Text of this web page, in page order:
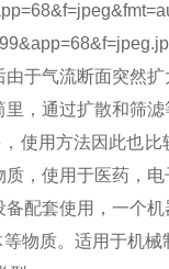
于气流断面突然
，通过扩散和筛
使用方法因此也
，使用于医药，
配套使用，一个
物质。适用于机